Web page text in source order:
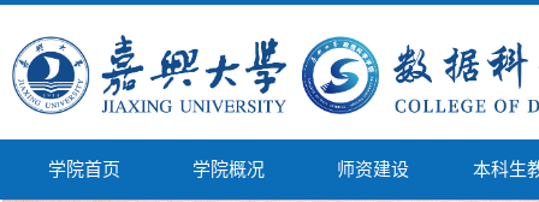
学院首页 学院概况 师资建设 本科生